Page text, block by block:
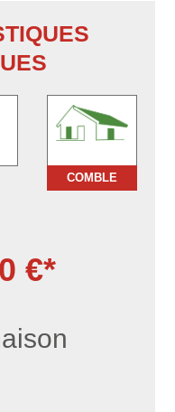
COMBLE
€*